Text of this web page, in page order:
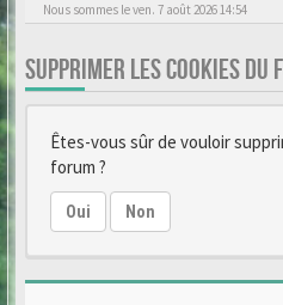
Nous sommes le ven. 7 août 2026 14:54
SUPPRIMER LES COOKIES DU
Êtes-vous sûr de vouloir
forum ?
Oui Non